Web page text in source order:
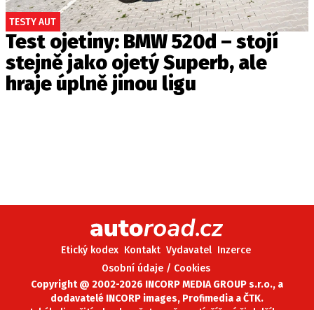
TESTY AUT
Test ojetiny: BMW 520d – stojí
stejně jako ojetý Superb, ale
hraje úplně jinou ligu
Etický kodex Kontakt Vydavatel Inzerce
Osobní údaje / Cookies
Copyright @ 2002-2026 INCORP MEDIA GROUP s.r.o., a
dodavatelé INCORP images, Profimedia a ČTK.